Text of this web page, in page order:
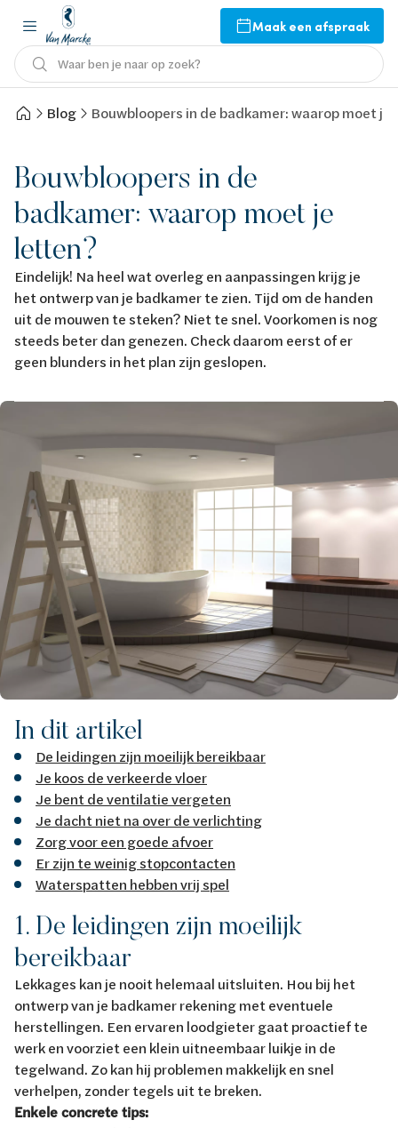
Maak een afspraak
Waar ben je naar op zoek?
Blog Bouwbloopers in de badkamer: waarop moet je
Bouwbloopers in de
badkamer: waarop moet je
letten?
Eindelijk! Na heel wat overleg en aanpassingen krijg je
het ontwerp van je badkamer te zien. Tijd om de handen
uit de mouwen te steken? Niet te snel. Voorkomen is nog
steeds beter dan genezen. Check daarom eerst of er
geen blunders in het plan zijn geslopen.
Afbeelding
In dit artikel
De leidingen zijn moeilijk bereikbaar
Je koos de verkeerde vloer
Je bent de ventilatie vergeten
Je dacht niet na over de verlichting
Zorg voor een goede afvoer
Er zijn te weinig stopcontacten
Waterspatten hebben vrij spel
1. De leidingen zijn moeilijk
bereikbaar
Lekkages kan je nooit helemaal uitsluiten. Hou bij het
ontwerp van je badkamer rekening met eventuele
herstellingen. Een ervaren loodgieter gaat proactief te
werk en voorziet een klein uitneembaar luikje in de
tegelwand. Zo kan hij problemen makkelijk en snel
verhelpen, zonder tegels uit te breken.
Enkele concrete tips: